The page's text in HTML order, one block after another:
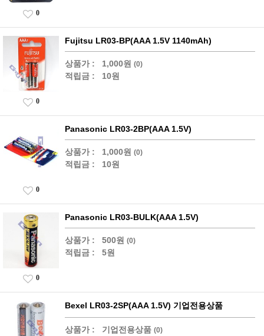
0
Fujitsu LR03-BP(AAA 1.5V 1140mAh)
상품가 : 1,000원 (0)
적립금 : 10원
0
Panasonic LR03-2BP(AAA 1.5V)
상품가 : 1,000원 (0)
적립금 : 10원
0
Panasonic LR03-BULK(AAA 1.5V)
상품가 : 500원 (0)
적립금 : 5원
0
Bexel LR03-2SP(AAA 1.5V) 기업전용상품
상품가 : 기업전용상품 (0)